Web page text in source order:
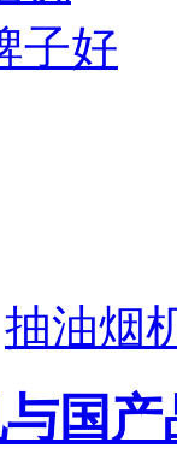
子好
抽油烟
国